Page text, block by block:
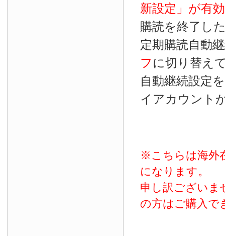
新設定」が有効
購読を終了し
定期購読自動
フ に切り替え
自動継続設定
イアカウント
※こちらは海外
になります。
申し訳ございま
の方はご購入で